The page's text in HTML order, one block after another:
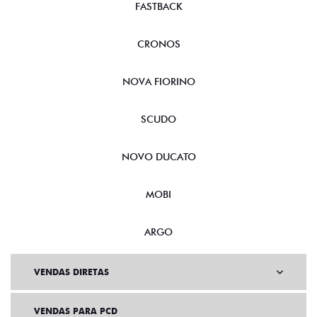
FASTBACK
CRONOS
NOVA FIORINO
SCUDO
NOVO DUCATO
MOBI
ARGO
VENDAS DIRETAS
VENDAS PARA PCD